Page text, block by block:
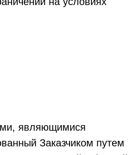
являющимися
Заказчиком путем